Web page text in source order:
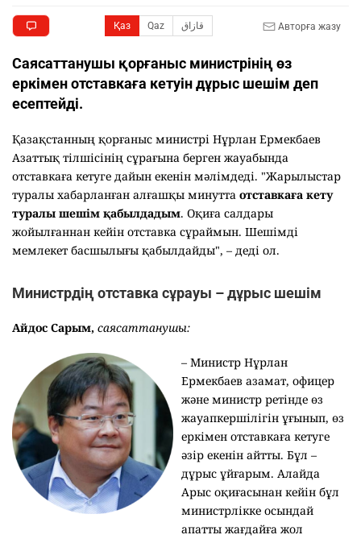
Қаз Qaz قازاق Авторға жазу
Саясаттанушы қорғаныс министрінің өз
еркімен отставкаға кетуін дұрыс шешім деп
есептейді.
Қазақстанның қорғаныс министрі Нұрлан Ермекбаев
Азаттық тілшісінің сұрағына берген жауабында
отставкаға кетуге дайын екенін мәлімдеді. "Жарылыстар
туралы хабарланған алғашқы минутта отставкаға кету
туралы шешім қабылдадым. Оқиға салдары
жойылғаннан кейін отставка сұраймын. Шешімді
мемлекет басшылығы қабылдайды", – деді ол.
Министрдің отставка сұрауы – дұрыс шешім
Айдос Сарым, саясаттанушы:
– Министр Нұрлан
Ермекбаев азамат, офицер
және министр ретінде өз
жауапкершілігін ұғынып, өз
еркімен отставкаға кетуге
әзір екенін айтты. Бұл –
дұрыс ұйғарым. Алайда
Арыс оқиғасынан кейін бұл
министрлікке осындай
апатты жағдайға жол